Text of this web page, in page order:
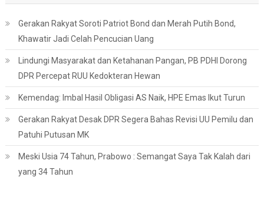
Gerakan Rakyat Soroti Patriot Bond dan Merah Putih Bond,
Khawatir Jadi Celah Pencucian Uang
Lindungi Masyarakat dan Ketahanan Pangan, PB PDHI Dorong
DPR Percepat RUU Kedokteran Hewan
Kemendag: Imbal Hasil Obligasi AS Naik, HPE Emas Ikut Turun
Gerakan Rakyat Desak DPR Segera Bahas Revisi UU Pemilu dan
Patuhi Putusan MK
Meski Usia 74 Tahun, Prabowo : Semangat Saya Tak Kalah dari
yang 34 Tahun